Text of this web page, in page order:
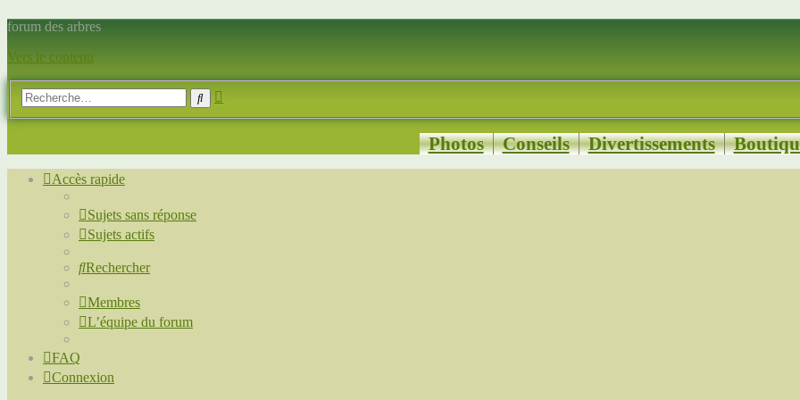
forum des arbres
Vers le contenu
Rechercher
Photos Conseils Divertissements
Accès rapide
Sujets sans réponse
Sujets actifs
Rechercher
Membres
L’équipe du forum
FAQ
Connexion